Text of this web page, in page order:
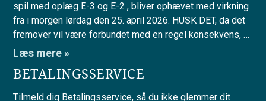
spil med oplæg E-3 og E-2 , bliver ophævet med virkning
fra i morgen lørdag den 25. april 2026. HUSK DET, da det
fremover vil være forbundet med en regel konsekvens, …
Læs mere »
BETALINGSSERVICE
Tilmeld dig Betalingsservice, så du ikke glemmer dit